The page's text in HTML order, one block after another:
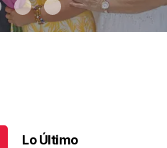
Lo Último